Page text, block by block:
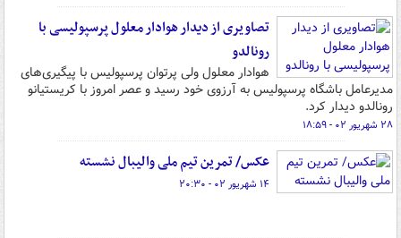
تصاویری از دیدار هوادار معلول پرسپولیسی با
رونالدو
هوادار معلول ولی پرتوان پرسپولیس با پیگیری‌های
مدیرعامل باشگاه پرسپولیس به آرزوی خود رسید و عصر امروز با کریستیانو
رونالدو دیدار کرد.
۲۸ شهریور ۰۲ - ۱۸:۵۹
عکس/ تمرین تیم ملی والیبال نشسته
۱۴ شهریور ۰۲ - ۲۰:۳۰